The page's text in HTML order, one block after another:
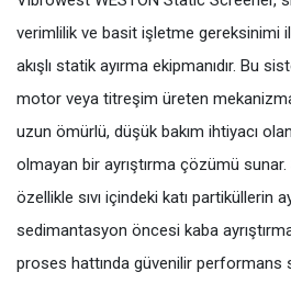
verimlilik ve basit işletme gereksinimi
akışlı statik ayırma ekipmanıdır. Bu
motor veya titreşim üreten
uzun ömürlü, düşük bakım ihtiyacı
olmayan bir ayrıştırma çözümü
özellikle sıvı içindeki katı partiküllerin
sedimantasyon öncesi kaba
proses hattında güvenilir performans